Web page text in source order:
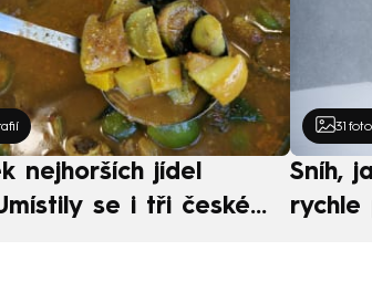
nejhorších jídel
se i tři české
31
Sníh,
rychle